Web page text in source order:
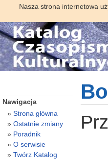
Nasza strona internetowa
Nawigacja
Strona główna
Ostatnie zmiany
Poradnik
O serwisie
Twórz Katalog